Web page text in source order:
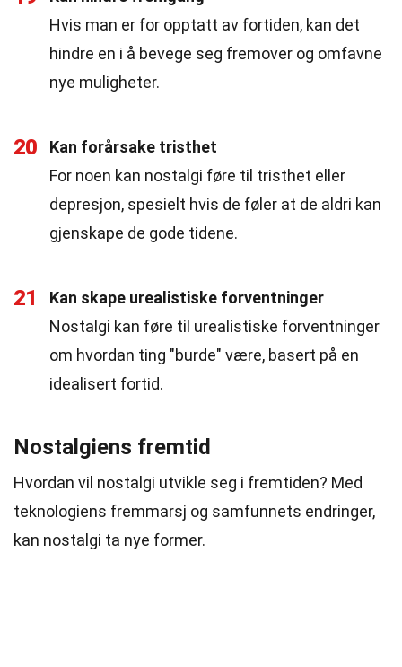
Hvis man er for opptatt av fortiden, kan det
hindre en i å bevege seg fremover og omfavne
nye muligheter.
20
Kan forårsake tristhet
For noen kan nostalgi føre til tristhet eller
depresjon, spesielt hvis de føler at de aldri kan
gjenskape de gode tidene.
21
Kan skape urealistiske forventninger
Nostalgi kan føre til urealistiske forventninger
om hvordan ting "burde" være, basert på en
idealisert fortid.
Nostalgiens fremtid
Hvordan vil nostalgi utvikle seg i fremtiden? Med
teknologiens fremmarsj og samfunnets endringer,
kan nostalgi ta nye former.